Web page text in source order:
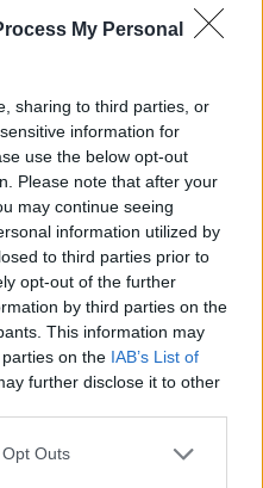
My Personal
sharing to third parties, or
information for
use the below opt-out
Please note that after your
may continue seeing
information utilized by
to third parties prior to
opt-out of the further
by third parties on the
This information may
on the IAB’s List of
further disclose it to other
Outs
να ληφθούν υπ’ όψη
καταστάσεις, δεν θα
Δανείων, αλλά θα
και θα διατίθενται
κάθε νόμιμου
ελέγχου
ποσά χωρίς
τότε τα ποσά αυτά
απόσβεση του δανείου.
από την ημερομηνία
έναρξης
δανείου θα